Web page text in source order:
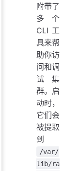
附带了
多个
CLI 工
具来帮
助你访
问和调
试集
群。启
动时，
它们会
被提取
到
/var/
lib/ra